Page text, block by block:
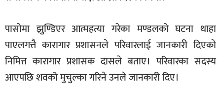
पासोमा झुण्डिएर आत्महत्या गरेका मण्डलको घटना थाहा
पाएलगत्तै कारागार प्रशासनले परिवारलाई जानकारी दिएको
निमित्त कारागार प्रशासक दासले बताए। परिवारका सदस्य
आएपछि शवको मुचुल्का गरिने उनले जानकारी दिए।